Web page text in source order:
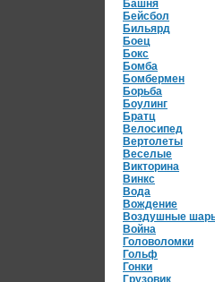
Башня
Бейсбол
Бильярд
Боец
Бокс
Бомба
Бомбермен
Борьба
Боулинг
Братц
Велосипед
Вертолеты
Веселые
Викторина
Винкс
Вода
Вождение
Воздушные
Война
Головоломки
Гольф
Гонки
Грузовик